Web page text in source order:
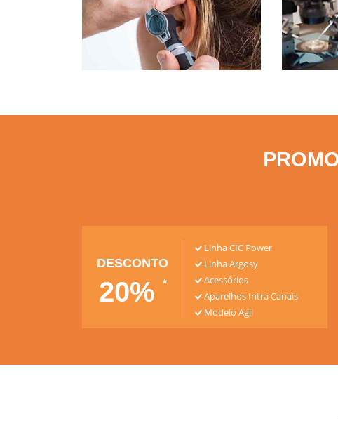
Profissionais
capacitados
DESCONTO
20% *
Linha CIC Power
Linha Argosy
Acessórios
Aparelhos Intra Canais
Modelo Agil